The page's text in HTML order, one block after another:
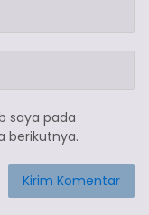
saya pada
berikutnya.